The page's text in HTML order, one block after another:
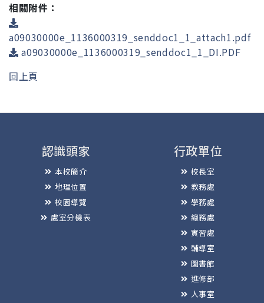
相關附件：
a09030000e_1136000319_senddoc1_1_attach1.pdf
a09030000e_1136000319_senddoc1_1_DI.PDF
回上頁
認識頭家
本校簡介
地理位置
校園導覽
處室分機表
行政單位
校長室
教務處
學務處
總務處
實習處
輔導室
圖書館
進修部
人事室